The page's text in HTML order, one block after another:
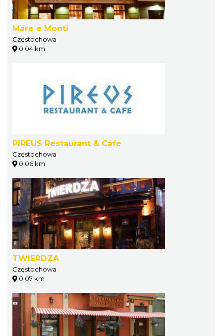
Mare e Monti
Częstochowa
0.04 km
PIREUS Restaurant & Cafe
Częstochowa
0.06 km
TWIERDZA
Częstochowa
0.07 km